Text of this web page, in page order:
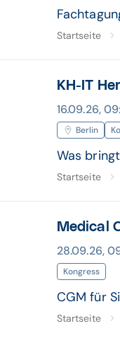
Startseite
KH-IT
16.09.26,
Berlin
Was
Startseite
Medical
28.09.26,
Kongress
CGM für
Startseite